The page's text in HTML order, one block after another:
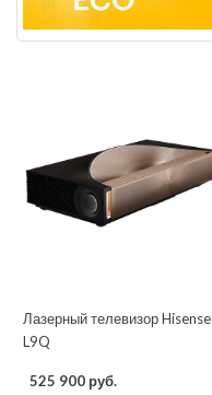
Лазерный телевизор Hisense
L9Q
525 900 руб.